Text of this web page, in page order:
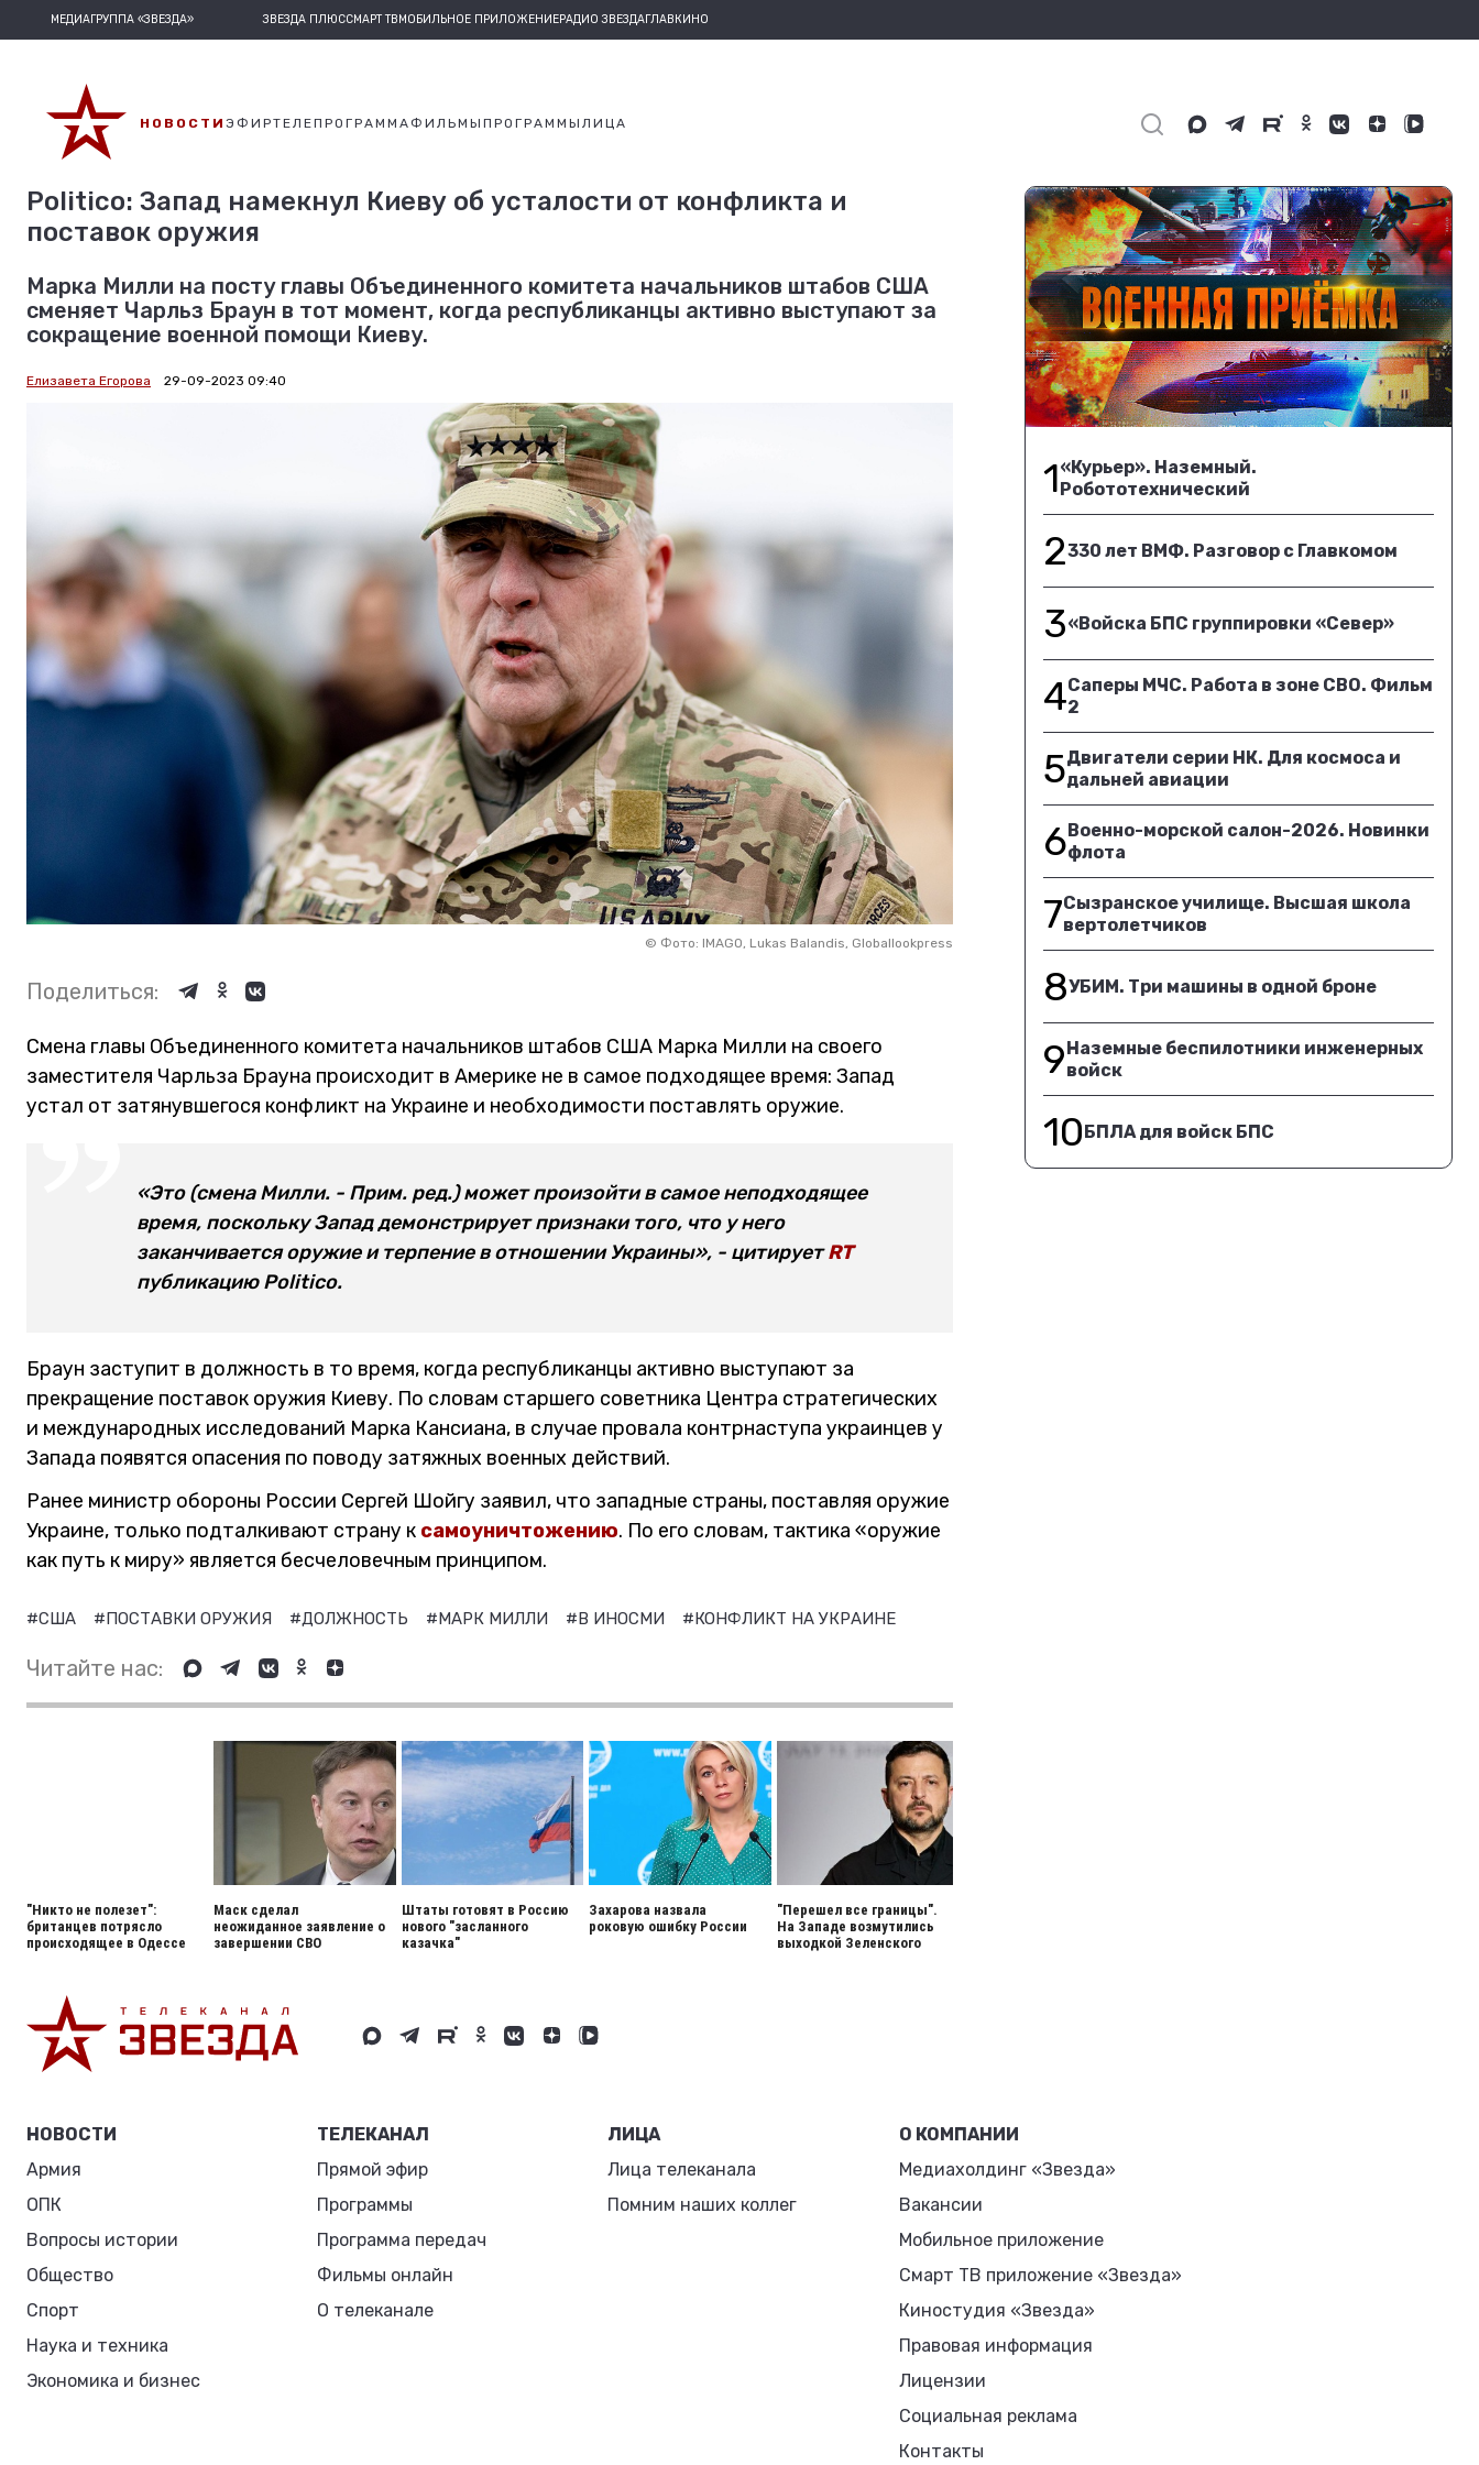
МЕДИАГРУППА «ЗВЕЗДА» ЗВЕЗДА ПЛЮССМАРТ ТВМОБИЛЬНОЕ ПРИЛОЖЕНИЕРАДИО ЗВЕЗДАГЛАВКИНО
НОВОСТИ ЭФИРТЕЛЕПРОГРАММАФИЛЬМЫ ПРОГРАММЫ ЛИЦА
Politico: Запад намекнул Киеву об усталости от конфликта и
поставок оружия
Марка Милли на посту главы Объединенного комитета начальников штабов США
сменяет Чарльз Браун в тот момент, когда республиканцы активно выступают за
сокращение военной помощи Киеву.
Елизавета Егорова 29-09-2023 09:40
© Фото: IMAGO, Lukas Balandis, Globallookpress
Поделиться:
Смена главы Объединенного комитета начальников штабов США Марка Милли на своего
заместителя Чарльза Брауна происходит в Америке не в самое подходящее время: Запад
устал от затянувшегося конфликт на Украине и необходимости поставлять оружие.
«Это (смена Милли. - Прим. ред.) может произойти в самое неподходящее
время, поскольку Запад демонстрирует признаки того, что у него
заканчивается оружие и терпение в отношении Украины», - цитируетRT
публикацию Politico.
Браун заступит в должность в то время, когда республиканцы активно выступают за
прекращение поставок оружия Киеву. По словам старшего советника Центра стратегических
и международных исследований Марка Кансиана, в случае провала контрнаступа украинцев у
Запада появятся опасения по поводу затяжных военных действий.
Ранее министр обороны России Сергей Шойгу заявил, что западные страны, поставляя оружие
Украине, только подталкивают страну к самоуничтожению. По его словам, тактика «оружие
как путь к миру» является бесчеловечным принципом.
#США #ПОСТАВКИ ОРУЖИЯ #ДОЛЖНОСТЬ #МАРК МИЛЛИ #В ИНОСМИ #КОНФЛИКТ НА УКРАИНЕ
Читайте нас:
"Никто не полезет":
британцев потрясло
происходящее в Одессе
Маск сделал
неожиданное заявление о
завершении СВО
Штаты готовят в Россию
нового "засланного
казачка"
Захарова назвала
роковую ошибку России
"Перешел все границы".
На Западе возмутились
выходкой Зеленского
1«Курьер». Наземный.
Робототехнический
2330 лет ВМФ. Разговор с Главкомом
3«Войска БПС группировки «Север»
4Саперы МЧС. Работа в зоне СВО. Фильм
2
5Двигатели серии НК. Для космоса и
дальней авиации
6Военно-морской салон-2026. Новинки
флота
7Сызранское училище. Высшая школа
вертолетчиков
8УБИМ. Три машины в одной броне
9Наземные беспилотники инженерных
войск
10БПЛА для войск БПС
НОВОСТИ
Армия
ОПК
Вопросы истории
Общество
Спорт
Наука и техника
Экономика и бизнес
ТЕЛЕКАНАЛ
Прямой эфир
Программы
Программа передач
Фильмы онлайн
О телеканале
ЛИЦА
Лица телеканала
Помним наших коллег
О КОМПАНИИ
Медиахолдинг «Звезда»
Вакансии
Мобильное приложение
Смарт ТВ приложение «Звезда»
Киностудия «Звезда»
Правовая информация
Лицензии
Социальная реклама
Контакты